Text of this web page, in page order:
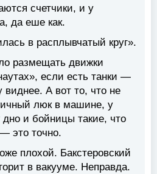
счетчики, и у
да еше как.
в расплывчатый круг».
размещать движки
если есть танки —
виднее. А вот то, что не
люк в машине, у
дно и бойницы такие, что
это точно.
плохой. Бакстеровский
в вакууме. Неправда.